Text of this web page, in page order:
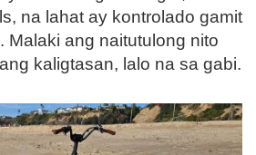
na lahat ay kontrolado gamit
Malaki ang naitutulong nito
kaligtasan, lalo na sa gabi.